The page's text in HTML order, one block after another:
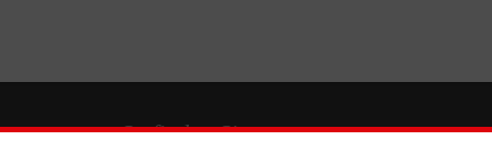
So finden Sie uns